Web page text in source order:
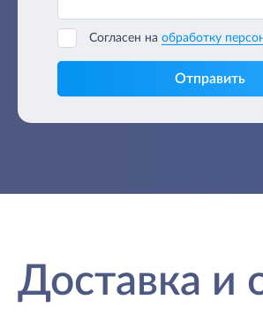
Согласен на обработку
Отправить
Доставка и